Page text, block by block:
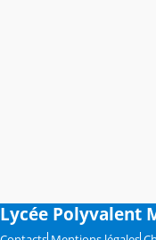
Lycée Polyvalent